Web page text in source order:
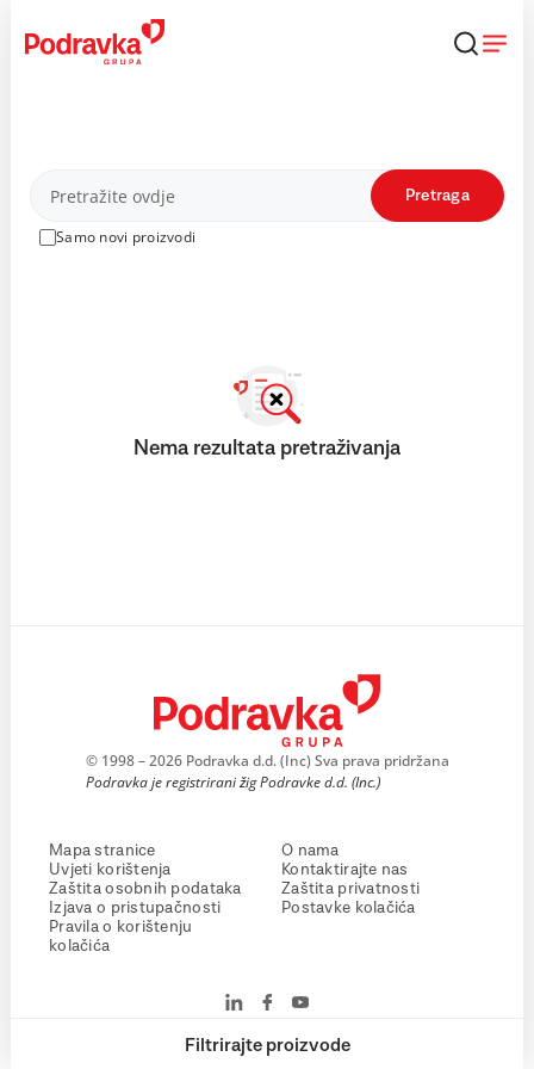
content
Proizvodi
Samo novi proizvodi
Pretraga
Filtrirajte proizvode
Nema rezultata pretraživanja
© 1998 – 2026 Podravka d.d. (Inc) Sva prava pridržana
Podravka je registrirani žig Podravke d.d. (Inc.)
Mapa stranice
Uvjeti korištenja
Zaštita osobnih podataka
Izjava o pristupačnosti
Pravila o korištenju
kolačića
O nama
Kontaktirajte nas
Zaštita privatnosti
Postavke kolačića